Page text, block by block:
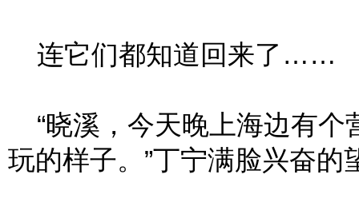
连它们都知道回来了……
“晓溪，今天晚上海边有个
玩的样子。”丁宁满脸兴奋的